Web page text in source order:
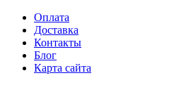
Оплата
Доставка
Контакты
Блог
Карта сайта